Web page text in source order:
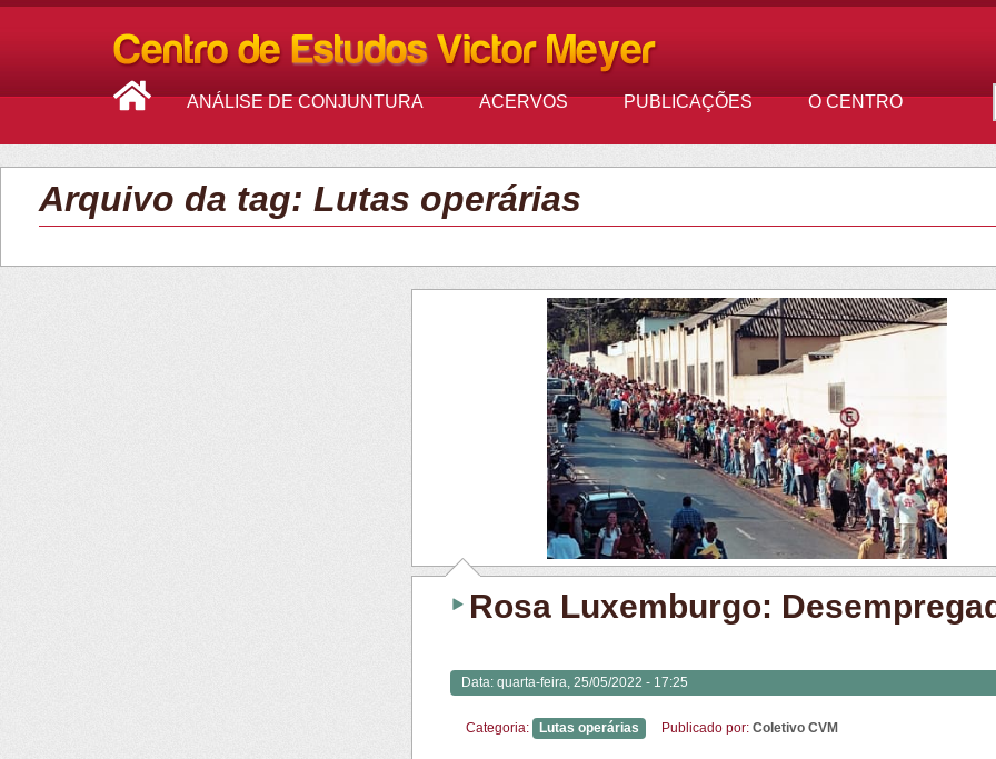
ANÁLISE DE CONJUNTURA ACERVOS PUBLICAÇÕES O CENTRO
Arquivo da tag: Lutas operárias
Rosa Luxemburgo:
Data: quarta-feira, 25/05/2022 - 17:25
Categoria: Lutas operárias Publicado por: Coletivo CVM